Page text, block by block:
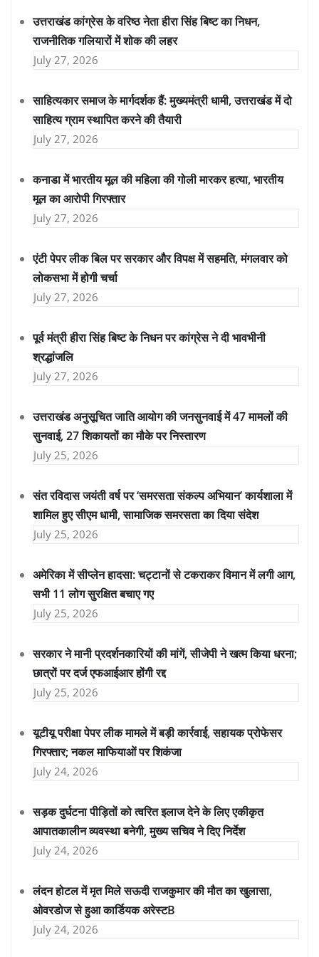
उत्तराखंड कांग्रेस के वरिष्ठ नेता हीरा सिंह बिष्ट का निधन,
राजनीतिक गलियारों में शोक की लहर
July 27, 2026
साहित्यकार समाज के मार्गदर्शक हैं: मुख्यमंत्री धामी, उत्तराखंड में दो
साहित्य ग्राम स्थापित करने की तैयारी
July 27, 2026
कनाडा में भारतीय मूल की महिला की गोली मारकर हत्या, भारतीय
मूल का आरोपी गिरफ्तार
July 27, 2026
एंटी पेपर लीक बिल पर सरकार और विपक्ष में सहमति, मंगलवार को
लोकसभा में होगी चर्चा
July 27, 2026
पूर्व मंत्री हीरा सिंह बिष्ट के निधन पर कांग्रेस ने दी भावभीनी
श्रद्धांजलि
July 27, 2026
उत्तराखंड अनुसूचित जाति आयोग की जनसुनवाई में 47 मामलों की
सुनवाई, 27 शिकायतों का मौके पर निस्तारण
July 25, 2026
संत रविदास जयंती वर्ष पर ‘समरसता संकल्प अभियान’ कार्यशाला में
शामिल हुए सीएम धामी, सामाजिक समरसता का दिया संदेश
July 25, 2026
अमेरिका में सीप्लेन हादसा: चट्टानों से टकराकर विमान में लगी आग,
सभी 11 लोग सुरक्षित बचाए गए
July 25, 2026
सरकार ने मानी प्रदर्शनकारियों की मांगें, सीजेपी ने खत्म किया धरना;
छात्रों पर दर्ज एफआईआर होंगी रद्द
July 25, 2026
यूटीयू परीक्षा पेपर लीक मामले में बड़ी कार्रवाई, सहायक प्रोफेसर
गिरफ्तार; नकल माफियाओं पर शिकंजा
July 24, 2026
सड़क दुर्घटना पीड़ितों को त्वरित इलाज देने के लिए एकीकृत
आपातकालीन व्यवस्था बनेगी, मुख्य सचिव ने दिए निर्देश
July 24, 2026
लंदन होटल में मृत मिले सऊदी राजकुमार की मौत का खुलासा,
ओवरडोज से हुआ कार्डियक अरेस्टB
July 24, 2026